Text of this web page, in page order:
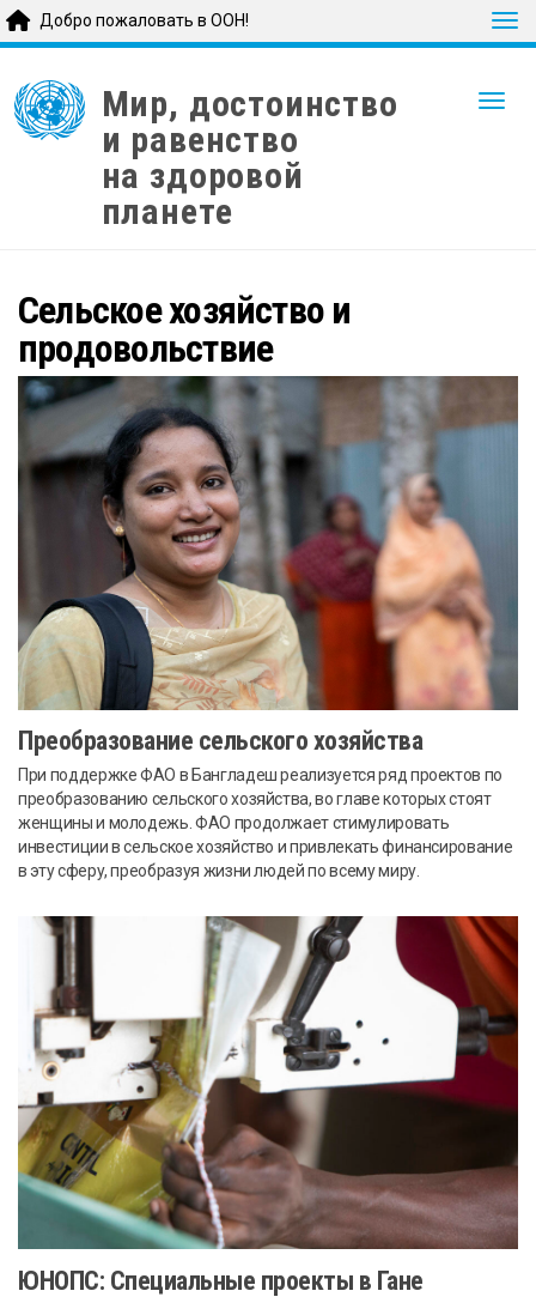
main
content
Добро пожаловать в ООН!
Мир, достоинство
и равенство
на здоровой
планете
Сельское хозяйство и
продовольствие
Преобразование сельского хозяйства
При поддержке ФАО в Бангладеш реализуется ряд проектов по
преобразованию сельского хозяйства, во главе которых стоят
женщины и молодежь. ФАО продолжает стимулировать
инвестиции в сельское хозяйство и привлекать финансирование
в эту сферу, преобразуя жизни людей по всему миру.
ЮНОПС: Специальные проекты в Гане